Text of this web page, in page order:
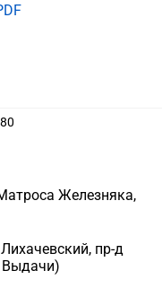
Железняка,
пр-д
Выдачи)